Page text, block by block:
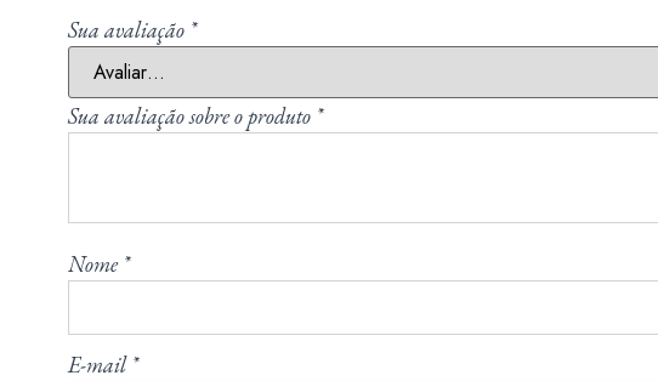
Sua avaliação *
Sua avaliação sobre o produto *
Nome *
E-mail *